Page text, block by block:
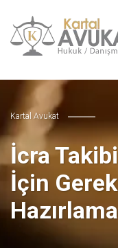
Kartal Avukat
İcra
İçin
Hazırlama